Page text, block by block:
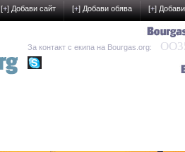
[+] Добави сайт [+] Добави обява [+]
За контакт с екипа на Bourgas.org: